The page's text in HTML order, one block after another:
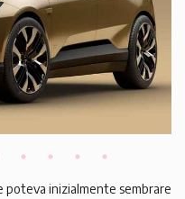
poteva inizialmente sembrare